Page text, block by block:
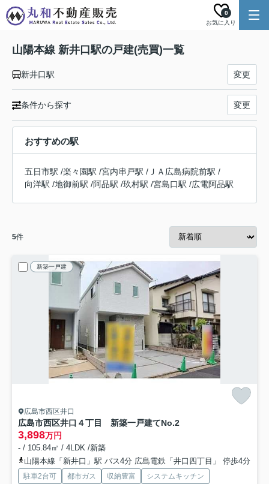
お気に入り
0
山陽本線 新井口駅の戸建(売買)一覧
新井口駅 変更
条件から探す 変更
おすすめの駅
五日市駅 /楽々園駅 /宮内串戸駅 / ＪＡ広島病院前駅 /
向洋駅 /地御前駅 /阿品駅 /玖村駅 /宮島口駅 /広電阿品駅
5件
新築一戸建
広島市西区井口
広島市西区井口４丁目 新築一戸建てNo.2
3,898万円
- / 105.84㎡ / 4LDK /新築
山陽本線「新井口」駅 バス4分 広島電鉄「井口四丁目」 停歩4分
駐車2台可 都市ガス 収納豊富
システムキッチン